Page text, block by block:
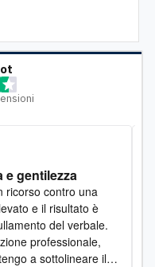
gentilezza
e il risultato è
del verbale.
professionale,
a sottolineare il